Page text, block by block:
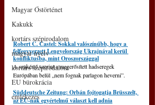
Magyar Őstörténet
Kakukk
kortárs szépirodalom
magyar nyelv
kortárs szépirodalom
EU bürokrácia
emlékezés
Robert C. Castel: Sokkal valószínűbb, hogy a
felfegyverzett Lengyelország Ukrajnával kerül
konfliktusba, mint Oroszországgal
A szakértő szerint a megerősített hadseregek
Európában belül „nem fognak parlagon heverni”.
Süddeutsche Zeitung: Orbán fojtogatja Brüsszelt,
az EU-nak egyértelmű választ kell adnia